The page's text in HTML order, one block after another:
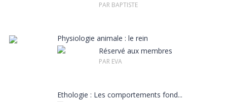
PAR BAPTISTE
Physiologie animale : le rein
Réservé aux membres
PAR EVA
Ethologie : Les comportements fond...